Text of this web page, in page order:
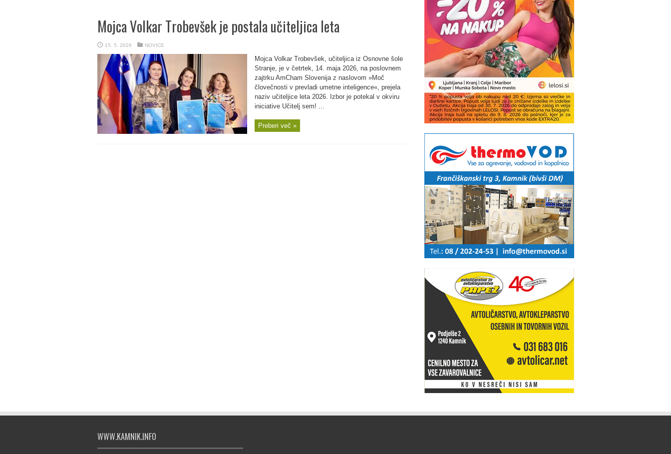
Mojca Volkar Trobevšek je postala učiteljica leta
15. 5. 2026 NOVICE
Mojca Volkar Trobevšek, učiteljica iz Osnovne šole
Stranje, je v četrtek, 14. maja 2026, na poslovnem
zajtrku AmCham Slovenija z naslovom »Moč
človečnosti v prevladi umetne inteligence«, prejela
naziv učiteljice leta 2026. Izbor je potekal v okviru
iniciative Učitelj sem! ...
Preberi več »
WWW.KAMNIK.INFO